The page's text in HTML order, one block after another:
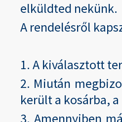
elküldted nekünk.
A rendelésről
1. A kiválasztott
2. Miután
került a kosárba,
3. Amennyiben